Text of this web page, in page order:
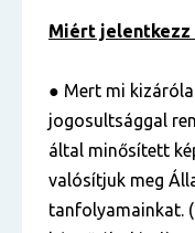
Miért jelentkezz
● Mert mi
jogosultsággal
által minősített
valósítjuk meg
tanfolyamainkat.